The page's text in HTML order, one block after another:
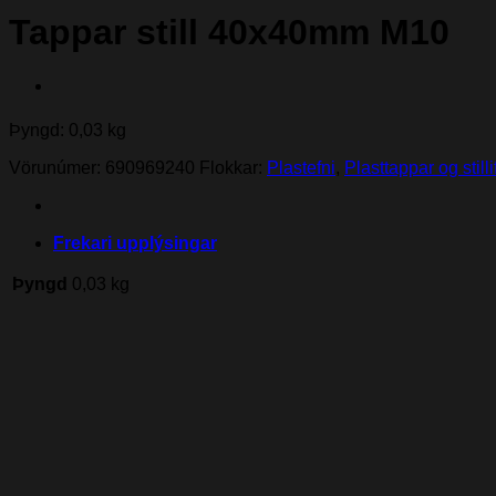
Tappar still 40x40mm M10
Þyngd: 0,03 kg
Vörunúmer: 690969240 Flokkar: Plastefni, Plasttappar og
Frekari upplýsingar
Þyngd 0,03 kg